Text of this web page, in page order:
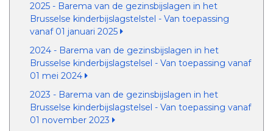
2025 - Barema van de gezinsbijslagen in het
Brusselse kinderbijslagstelstel - Van toepassing
vanaf 01 januari 2025
2024 - Barema van de gezinsbijslagen in het
Brusselse kinderbijslagstelsel - Van toepassing vanaf
01 mei 2024
2023 - Barema van de gezinsbijslagen in het
Brusselse kinderbijslagstelsel - Van toepassing vanaf
01 november 2023